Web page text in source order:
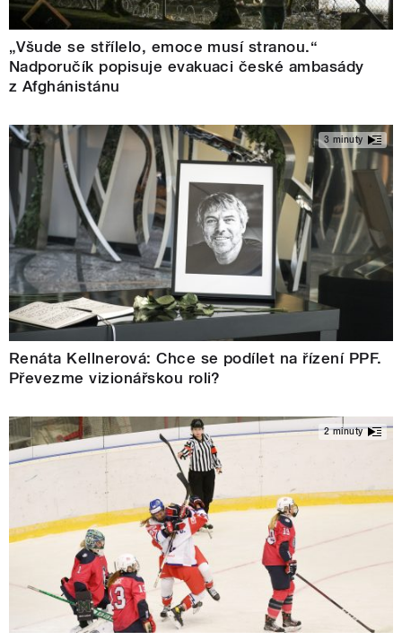
„Všude se střílelo, emoce musí stranou.“
Nadporučík popisuje evakuaci české ambasády
z Afghánistánu
3 minuty
Renáta Kellnerová: Chce se podílet na řízení PPF.
Převezme vizionářskou roli?
2 minuty